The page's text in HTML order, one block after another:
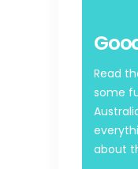
Read
some
about